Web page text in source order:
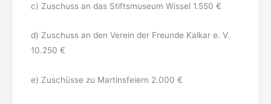
c) Zuschuss an das Stiftsmuseum Wissel 1.550 €
d) Zuschuss an den Verein der Freunde Kalkar e. V.
10.250 €
e) Zuschüsse zu Martinsfeiern 2.000 €